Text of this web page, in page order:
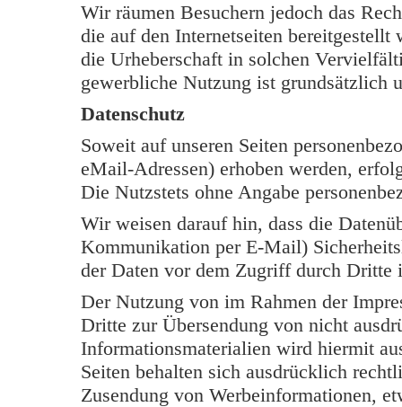
Wir räumen Besuchern jedoch das
die auf den Internetseiten
die Urheberschaft in solchen
gewerbliche Nutzung ist grundsätzlich
Datenschutz
Soweit auf unseren Seiten
eMail-Adressen) erhoben werden,
Die Nutzstets ohne Angabe
Wir weisen darauf hin, dass die
Kommunikation per E-Mail)
der Daten vor dem Zugriff durch Dritte
Der Nutzung von im Rahmen der
Dritte zur Übersendung von nicht
Informationsmaterialien wird hiermit
Seiten behalten sich ausdrücklich
Zusendung von Werbeinformationen,